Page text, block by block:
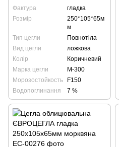
Фактура
гладка
Розмір
250*105*65м
м
Тип цегли
Повнотіла
Вид цегли
ложкова
Колір
Коричневий
Марка цегли
М-300
Морозостойкость
F150
Водопоглинання
7 %